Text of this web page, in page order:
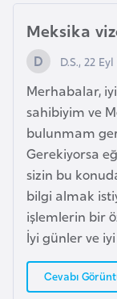
Meksika
D.S., 22 Eyl
Merhabalar,
sahibiyim ve
bulunmam
Gerekiyorsa
sizin bu
bilgi almak
işlemlerin bir
İyi günler ve
Cevabı
G
r
e
n
a
d
a
G
ü
n
e
y
K